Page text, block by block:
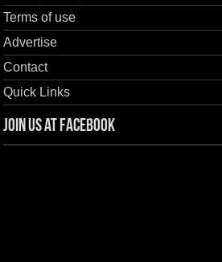
Terms of use
Advertise
Contact
Quick Links
Join us at Facebook